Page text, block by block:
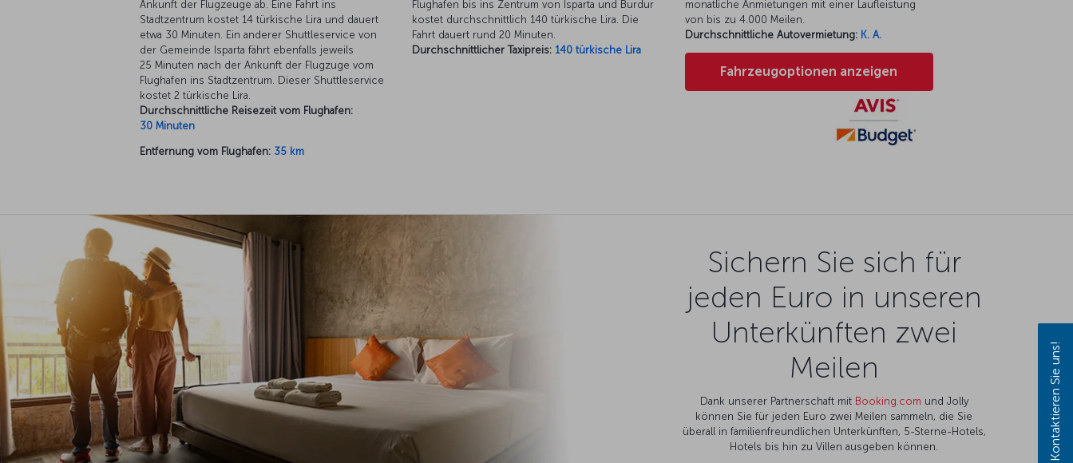
Ankunft der Flugzeuge ab. Eine Fahrt ins
Stadtzentrum kostet 14 türkische Lira und dauert
etwa 30 Minuten. Ein anderer Shuttleservice von
der Gemeinde Isparta fährt ebenfalls jeweils
25 Minuten nach der Ankunft der Flugzuge vom
Flughafen ins Stadtzentrum. Dieser Shuttleservice
kostet 2 türkische Lira.
Durchschnittliche Reisezeit vom Flughafen:
30 Minuten
Entfernung vom Flughafen: 35 km
Flughafen bis ins Zentrum von Isparta und Burdur
kostet durchschnittlich 140 türkische Lira. Die
Fahrt dauert rund 20 Minuten.
Durchschnittlicher Taxipreis: 140 türkische Lira
monatliche Anmietungen mit einer Laufleistung
von bis zu 4.000 Meilen.
Durchschnittliche Autovermietung: K. A.
Fahrzeugoptionen anzeigen
Sichern Sie sich für
jeden Euro in unseren
Unterkünften zwei
Meilen
Dank unserer Partnerschaft mit Booking.com und Jolly
können Sie für jeden Euro zwei Meilen sammeln, die Sie
überall in familienfreundlichen Unterkünften, 5-Sterne-Hotels,
Hotels bis hin zu Villen ausgeben können.
Kontaktieren Sie uns!